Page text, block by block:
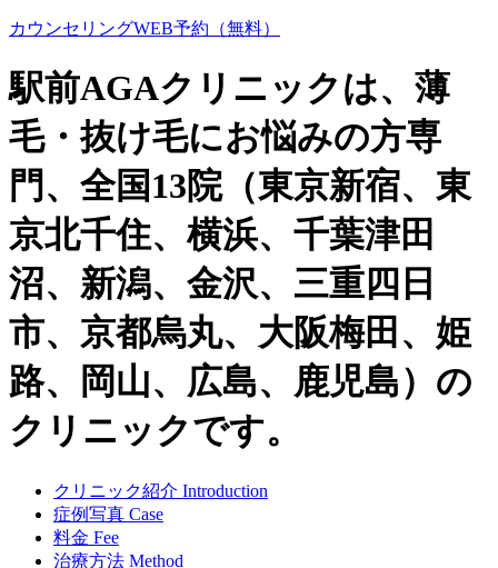
カウンセリングWEB予約（無料）
駅前AGAクリニックは、薄
毛・抜け毛にお悩みの方専
門、全国13院（東京新宿、東
京北千住、横浜、千葉津田
沼、新潟、金沢、三重四日
市、京都烏丸、大阪梅田、姫
路、岡山、広島、鹿児島）の
クリニックです。
クリニック紹介 Introduction
症例写真 Case
料金 Fee
治療方法 Method